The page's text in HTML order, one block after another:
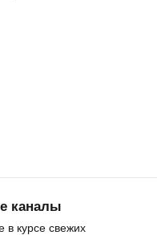
каналы
в курсе свежих